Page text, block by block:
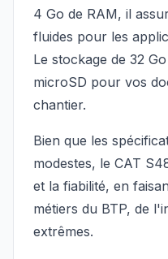
4 Go de RAM, il
fluides pour les
Le stockage de 32
microSD pour vos
chantier.
Bien que les
modestes, le CAT
et la fiabilité, en
métiers du BTP, de
extrêmes.